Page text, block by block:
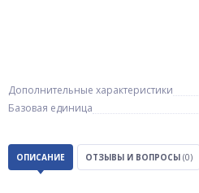
Дополнительные характеристики
Базовая единица
ОПИСАНИЕ ОТЗЫВЫ И ВОПРОСЫ (0)